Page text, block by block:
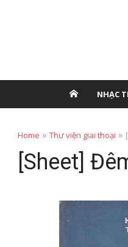
NHẠC
Home » Thư viện giai thoại »
[Sheet]